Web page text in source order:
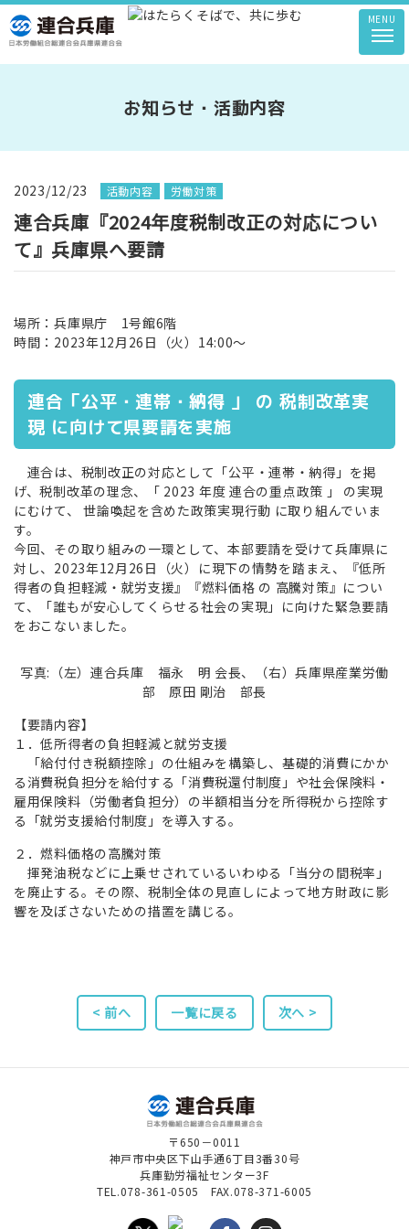
MENU
お知らせ・活動内容
2023/12/23 活動内容 労働対策
連合兵庫『2024年度税制改正の対応につい
て』兵庫県へ要請
場所：兵庫県庁 1号館6階
時間：2023年12月26日（火）14:00～
連合「公平・連帯・納得 」 の 税制改革実
現 に向けて県要請を実施
連合は、税制改正の対応として「公平・連帯・納得」を掲
げ、税制改革の理念、「 2023 年度 連合の重点政策 」 の実現
にむけて、 世論喚起を含めた政策実現行動 に取り組んでいま
す。
今回、その取り組みの一環として、本部要請を受けて兵庫県に
対し、2023年12月26日（火）に現下の情勢を踏まえ、『低所
得者の負担軽減・就労支援』『燃料価格 の 高騰対策』につい
て、「誰もが安心してくらせる社会の実現」に向けた緊急要請
をおこないました。
写真:（左）連合兵庫 福永 明 会長、（右）兵庫県産業労働
部 原田 剛治 部長
【要請内容】
１．低所得者の負担軽減と就労支援
「給付付き税額控除」の仕組みを構築し、基礎的消費にかか
る消費税負担分を給付する「消費税還付制度」や社会保険料・
雇用保険料（労働者負担分）の半額相当分を所得税から控除す
る「就労支援給付制度」を導入する。
２．燃料価格の高騰対策
揮発油税などに上乗せされているいわゆる「当分の間税率」
を廃止する。その際、税制全体の見直しによって地方財政に影
響を及ぼさないための措置を講じる。
< 前へ 一覧に戻る 次へ >
〒650－0011
神戸市中央区下山手通6丁目3番30号
兵庫勤労福祉センター3F
TEL.078-361-0505 FAX.078-371-6005